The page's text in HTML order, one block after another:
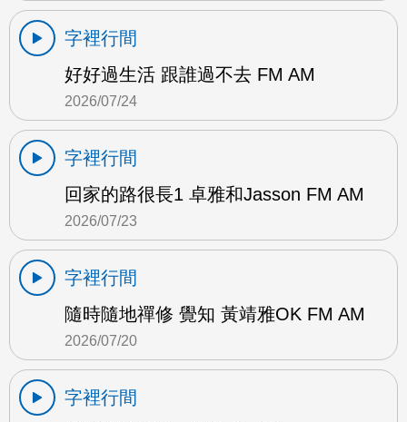
字裡行間
好好過生活 跟誰過不去 FM AM
2026/07/24
字裡行間
回家的路很長1 卓雅和Jasson FM AM
2026/07/23
字裡行間
隨時隨地禪修 覺知 黃靖雅OK FM AM
2026/07/20
字裡行間